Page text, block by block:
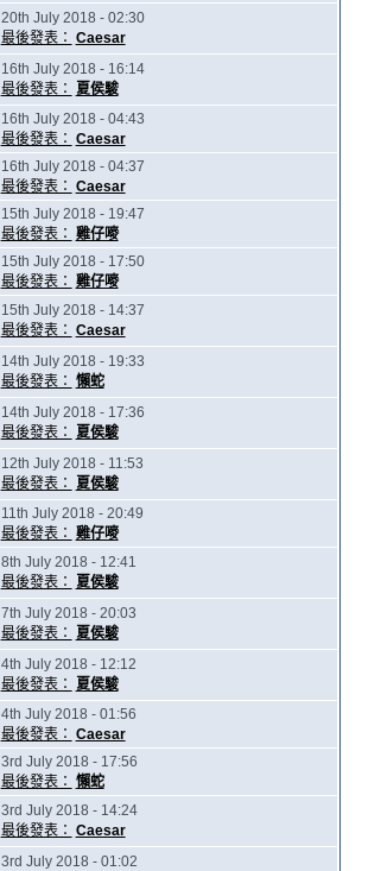
20th July 2018 - 02:30
最後發表： Caesar
16th July 2018 - 16:14
最後發表：
夏侯駿
16th July 2018 - 04:43
最後發表： Caesar
16th July 2018 - 04:37
最後發表： Caesar
15th July 2018 - 19:47
最後發表： 雞仔嘜
15th July 2018 - 17:50
最後發表： 雞仔嘜
15th July 2018 - 14:37
最後發表： Caesar
14th July 2018 - 19:33
最後發表： 懶蛇
14th July 2018 - 17:36
最後發表：
夏侯駿
12th July 2018 - 11:53
最後發表：
夏侯駿
11th July 2018 - 20:49
最後發表： 雞仔嘜
8th July 2018 - 12:41
最後發表：
夏侯駿
7th July 2018 - 20:03
最後發表：
夏侯駿
4th July 2018 - 12:12
最後發表：
夏侯駿
4th July 2018 - 01:56
最後發表： Caesar
3rd July 2018 - 17:56
最後發表： 懶蛇
3rd July 2018 - 14:24
最後發表： Caesar
3rd July 2018 - 01:02